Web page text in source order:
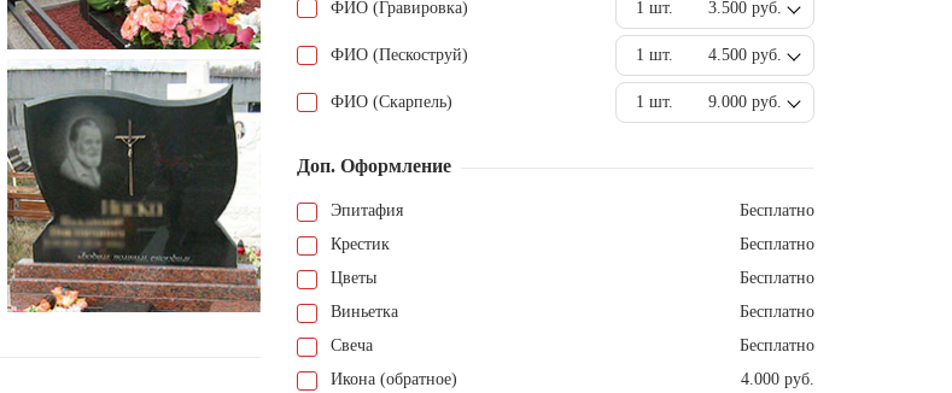
ФИО (Гравировка) 1 шт. 3.500 руб.
ФИО (Пескоструй) 1 шт. 4.500 руб.
ФИО (Скарпель) 1 шт. 9.000 руб.
Доп. Оформление
Эпитафия
Бесплатно
Крестик
Бесплатно
Цветы
Бесплатно
Виньетка
Бесплатно
Свеча
Бесплатно
Икона (обратное)
4.000 руб.